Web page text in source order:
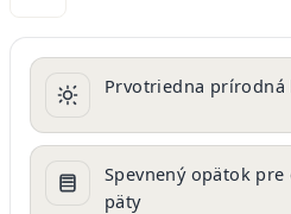
Prvotriedna prírodná
Spevnený opätok
päty